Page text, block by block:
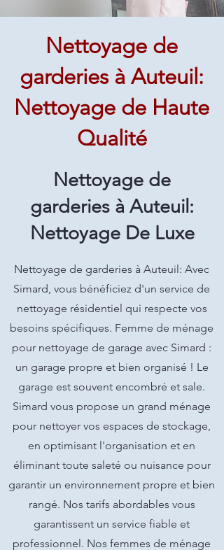
Nettoyage de
garderies à Auteuil:
Nettoyage de Haute
Qualité
Nettoyage de
garderies à Auteuil:
Nettoyage De Luxe
Nettoyage de garderies à Auteuil: Avec
Simard, vous bénéficiez d'un service de
nettoyage résidentiel qui respecte vos
besoins spécifiques. Femme de ménage
pour nettoyage de garage avec Simard :
un garage propre et bien organisé ! Le
garage est souvent encombré et sale.
Simard vous propose un grand ménage
pour nettoyer vos espaces de stockage,
en optimisant l'organisation et en
éliminant toute saleté ou nuisance pour
garantir un environnement propre et bien
rangé. Nos tarifs abordables vous
garantissent un service fiable et
professionnel. Nos femmes de ménage